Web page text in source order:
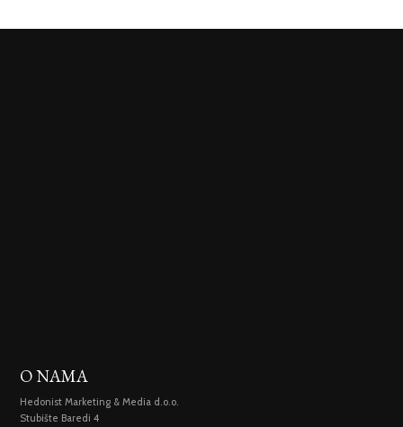
O NAMA
Hedonist Marketing & Media d.o.o.
Stubište Baredi 4